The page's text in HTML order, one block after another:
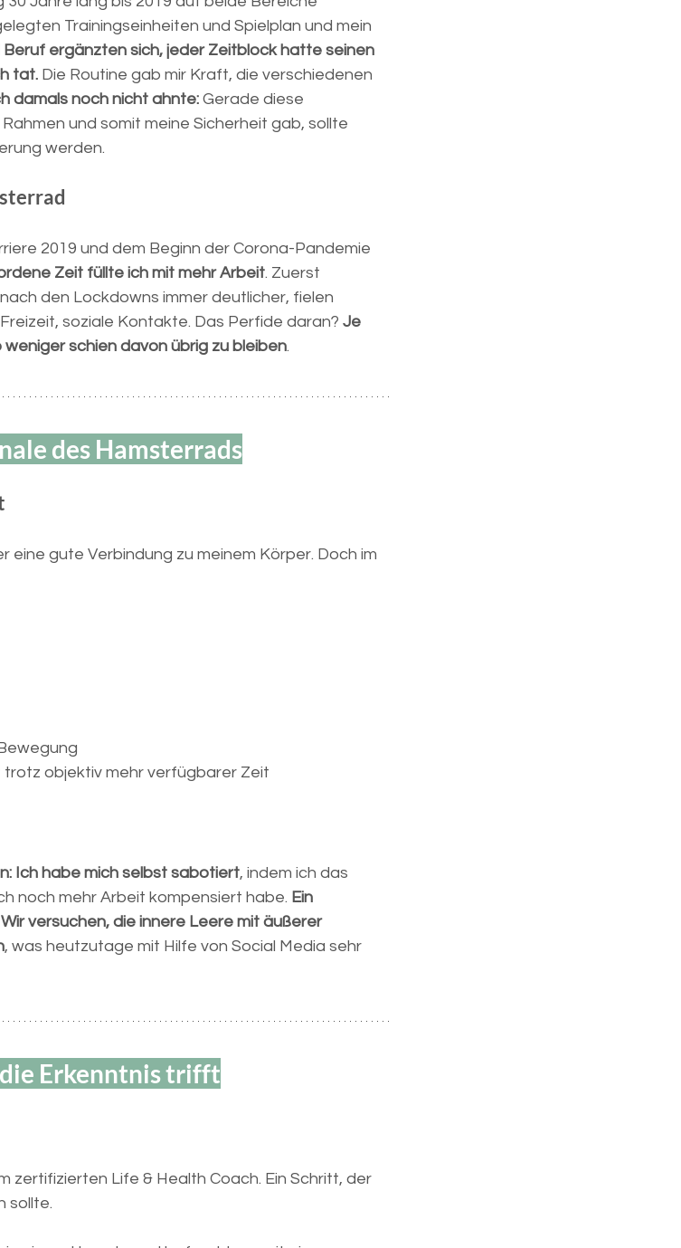
Trainingseinheiten und Spielplan und mein
Beruf ergänzten sich, jeder Zeitblock hatte seinen
tat. Die Routine gab mir Kraft, die verschiedenen
damals noch nicht ahnte: Gerade diese
und somit meine Sicherheit gab, sollte
werden.
2019 und dem Beginn der Corona-Pandemie
Zeit füllte ich mit mehr Arbeit. Zuerst
den Lockdowns immer deutlicher, fielen
soziale Kontakte. Das Perfide daran? Je
schien davon übrig zu bleiben.
des Hamsterrads
eine gute Verbindung zu meinem Körper. Doch im
objektiv mehr verfügbarer Zeit
Ich habe mich selbst sabotiert, indem ich das
noch mehr Arbeit kompensiert habe. Ein
versuchen, die innere Leere mit äußerer
, was heutzutage mit Hilfe von Social Media sehr
Erkenntnis trifft
zertifizierten Life & Health Coach. Ein Schritt, der
sollte.